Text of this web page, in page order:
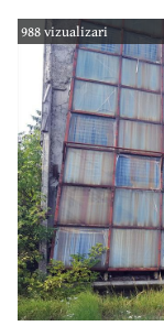
estival.
988 vizualizari